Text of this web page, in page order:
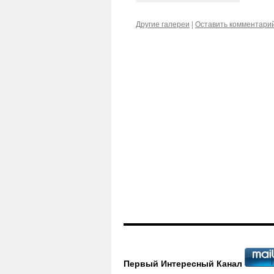
Другие галереи | Оставить
Первый Интересный Канал